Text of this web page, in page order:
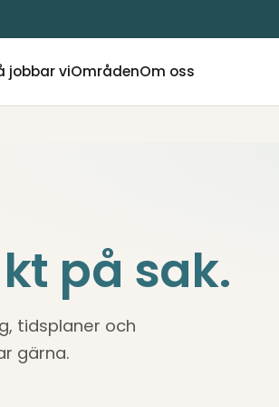
jobbar viOmrådenOm oss
på sak.
tidsplaner och
gärna.